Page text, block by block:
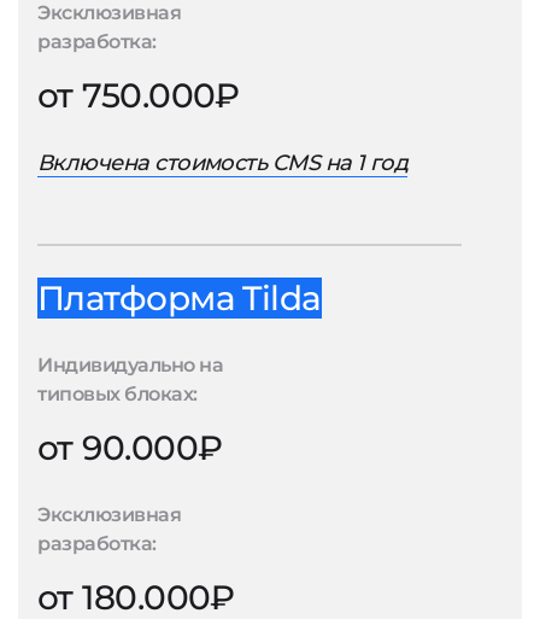
Эксклюзивная
разработка:
от 750.000₽
Включена стоимость CMS на 1 год
Платформа Tilda
Индивидуально на
типовых блоках:
от 90.000₽
Эксклюзивная
разработка:
от 180.000₽